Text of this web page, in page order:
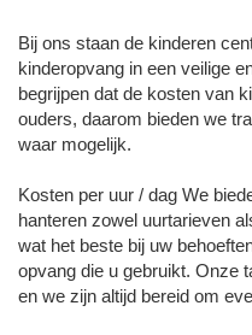
Bij ons staan de kinderen
kinderopvang in een veilige
begrijpen dat de kosten van
ouders, daarom bieden we
waar mogelijk.
Kosten per uur / dag We
hanteren zowel uurtarieven
wat het beste bij uw
opvang die u gebruikt. Onze
en we zijn altijd bereid om